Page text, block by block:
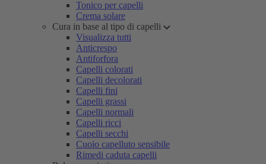
Tonico per capelli
Crema solare
Cura in base al tipo di capelli
Visualizza tutti
Anticrespo
Antiforfora
Capelli colorati
Capelli decolorati
Capelli fini
Capelli grassi
Capelli normali
Capelli ricci
Capelli secchi
Cuoio capelluto sensibile
Rimedi caduta capelli